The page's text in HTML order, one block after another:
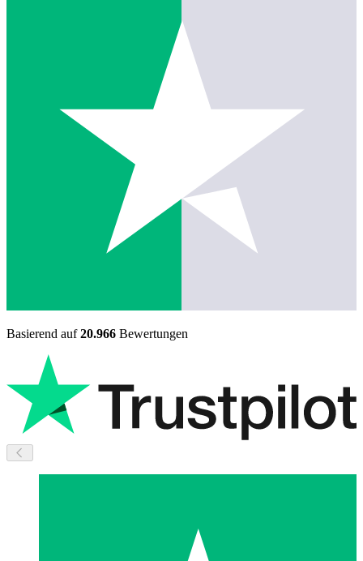
Basierend auf20.966 Bewertungen